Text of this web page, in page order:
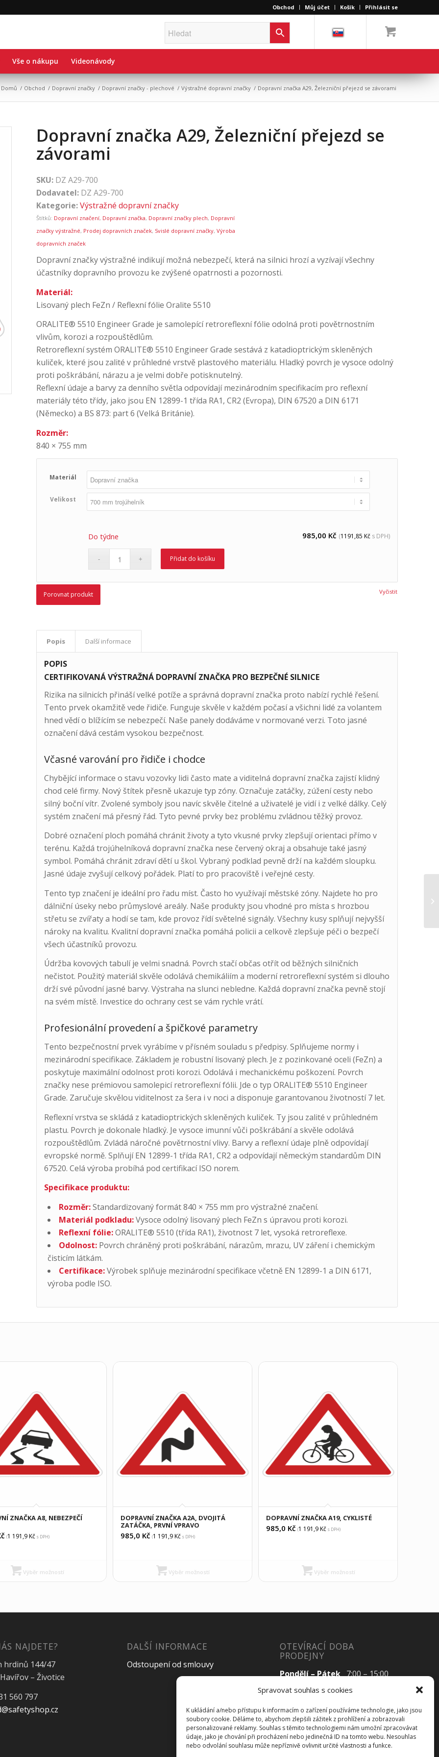
Spravovat souhlas s cookies
K ukládání a/nebo přístupu k informacím o zařízení používáme technologie, jako jsou
soubory cookie. Děláme to, abychom zlepšili zážitek z prohlížení a zobrazovali
personalizované reklamy. Souhlas s těmito technologiemi nám umožní zpracovávat
údaje, jako je chování při procházení nebo jedinečná ID na tomto webu. Nesouhlas
nebo odvolání souhlasu může nepříznivě ovlivnit určité vlastnosti a funkce.
Obchod Můj účet Košík Přihlásit se
Vše o nákupu Videonávody
Domů / Obchod / Dopravní značky / Dopravní značky - plechové / Výstražné dopravní značky / Dopravní značka A29, Železniční přejezd se závorami
Dopravní značka A29, Železniční přejezd se
závorami
SKU: DZ A29-700
Dodavatel: DZ A29-700
Kategorie:Výstražné dopravní značky
Štítků: Dopravní značení, Dopravní značka, Dopravní značky plech, Dopravní
značky výstražné, Prodej dopravních značek, Svislé dopravní značky, Výroba
dopravních značek
Dopravní značky výstražné indikují možná nebezpečí, která na silnici hrozí a vyzívají všechny
účastníky dopravního provozu ke zvýšené opatrnosti a pozornosti.
Materiál:
Lisovaný plech FeZn / Reflexní fólie Oralite 5510
ORALITE® 5510 Engineer Grade je samolepící retroreflexní fólie odolná proti povětrnostním
vlivům, korozi a rozpouštědlům.
Retroreflexní systém ORALITE® 5510 Engineer Grade sestává z katadioptrickým skleněných
kuliček, které jsou zalité v průhledné vrstvě plastového materiálu. Hladký povrch je vysoce odolný
proti poškrábání, nárazu a je velmi dobře potisknutelný.
Reflexní údaje a barvy za denního světla odpovídají mezinárodním specifikacím pro reflexní
materiály této třídy, jako jsou EN 12899-1 třída RA1, CR2 (Evropa), DIN 67520 a DIN 6171
(Německo) a BS 873: part 6 (Velká Británie).
Rozměr:
840 × 755 mm
Materiál
Velikost
Vyčistit
985,00 Kč (1191,85Kč s DPH)
Do týdne
Přidat do košíku
Porovnat produkt
Popis Další informace
POPIS
CERTIFIKOVANÁ VÝSTRAŽNÁ DOPRAVNÍ ZNAČKA PRO BEZPEČNÉ SILNICE
Rizika na silnicích přináší velké potíže a správná dopravní značka proto nabízí rychlé řešení.
Tento prvek okamžitě vede řidiče. Funguje skvěle v každém počasí a všichni lidé za volantem
hned vědí o blížícím se nebezpečí. Naše panely dodáváme v normované verzi. Toto jasné
označení dává cestám vysokou bezpečnost.
Včasné varování pro řidiče i chodce
Chybějící informace o stavu vozovky lidi často mate a viditelná dopravní značka zajistí klidný
chod celé firmy. Nový štítek přesně ukazuje typ zóny. Označuje zatáčky, zúžení cesty nebo
silný boční vítr. Zvolené symboly jsou navíc skvěle čitelné a uživatelé je vidí i z velké dálky. Celý
systém značení má přesný řád. Tyto pevné prvky bez problému zvládnou těžký provoz.
Dobré označení ploch pomáhá chránit životy a tyto vkusné prvky zlepšují orientaci přímo v
terénu. Každá trojúhelníková dopravní značka nese červený okraj a obsahuje také jasný
symbol. Pomáhá chránit zdraví dětí u škol. Vybraný podklad pevně drží na každém sloupku.
Jasné údaje zvyšují celkový pořádek. Platí to pro pracoviště i veřejné cesty.
Tento typ značení je ideální pro řadu míst. Často ho využívají městské zóny. Najdete ho pro
dálniční úseky nebo průmyslové areály. Naše produkty jsou vhodné pro místa s hrozbou
střetu se zvířaty a hodí se tam, kde provoz řídí světelné signály. Všechny kusy splňují nejvyšší
nároky na kvalitu. Kvalitní dopravní značka pomáhá policii a celkově zlepšuje péči o bezpečí
všech účastníků provozu.
Údržba kovových tabulí je velmi snadná. Povrch stačí občas otřít od běžných silničních
nečistot. Použitý materiál skvěle odolává chemikáliím a moderní retroreflexní systém si dlouho
drží své původní jasné barvy. Výstraha na slunci nebledne. Každá dopravní značka pevně stojí
na svém místě. Investice do ochrany cest se vám rychle vrátí.
Profesionální provedení a špičkové parametry
Tento bezpečnostní prvek vyrábíme v přísném souladu s předpisy. Splňujeme normy i
mezinárodní specifikace. Základem je robustní lisovaný plech. Je z pozinkované oceli (FeZn) a
poskytuje maximální odolnost proti korozi. Odolává i mechanickému poškození. Povrch
značky nese prémiovou samolepicí retroreflexní fólii. Jde o typ ORALITE® 5510 Engineer
Grade. Zaručuje skvělou viditelnost za šera i v noci a disponuje garantovanou životností 7 let.
Reflexní vrstva se skládá z katadioptrických skleněných kuliček. Ty jsou zalité v průhledném
plastu. Povrch je dokonale hladký. Je vysoce imunní vůči poškrábání a skvěle odolává
rozpouštědlům. Zvládá náročné povětrnostní vlivy. Barvy a reflexní údaje plně odpovídají
evropské normě. Splňují EN 12899-1 třída RA1, CR2 a odpovídají německým standardům DIN
67520. Celá výroba probíhá pod certifikací ISO norem.
Specifikace produktu:
Rozměr:Standardizovaný formát 840 × 755 mm pro výstražné značení.
Materiál podkladu:Vysoce odolný lisovaný plech FeZn s úpravou proti korozi.
Reflexní fólie:ORALITE® 5510 (třída RA1), životnost 7 let, vysoká retroreflexe.
Odolnost:Povrch chráněný proti poškrábání, nárazům, mrazu, UV záření i chemickým
čisticím látkám.
Certifikace:Výrobek splňuje mezinárodní specifikace včetně EN 12899-1 a DIN 6171,
výroba podle ISO.
ZNAČKA A8, NEBEZPEČÍ
(1 191,9Kčs DPH)
Výběr možností
DOPRAVNÍ ZNAČKA A2A, DVOJITÁ
ZATÁČKA, PRVNÍ VPRAVO
985,0 Kč (1 191,9Kčs DPH)
Výběr možností
DOPRAVNÍ ZNAČKA A19, CYKLISTÉ
985,0 Kč (1 191,9Kčs DPH)
Výběr možností
NAJDETE?
hrdinů 144/47
– Životice
560 797
DALŠÍ INFORMACE
Odstoupení od smlouvy
OTEVÍRACÍ DOBA
PRODEJNY
Pondělí – Pátek7:00 – 15:00
SobotaZavřeno
NeděleZavřeno